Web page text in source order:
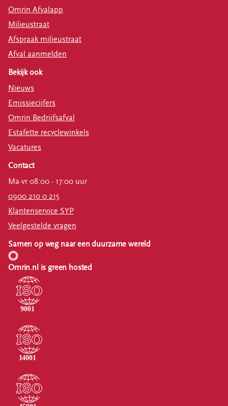
Omrin Afvalapp
Milieustraat
Afspraak milieustraat
Afval aanmelden
Bekijk ook
Nieuws
Emissiecijfers
Omrin Bedrijfsafval
Estafette recyclewinkels
Vacatures
Contact
Ma-vr 08:00 - 17:00 uur
0900 210 0 215
Klantenservice SYP
Veelgestelde vragen
Samen op weg naar een duurzame wereld
Omrin.nl is green hosted